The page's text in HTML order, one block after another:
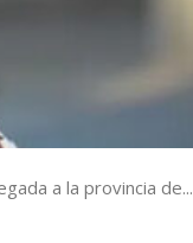
a la provincia de...